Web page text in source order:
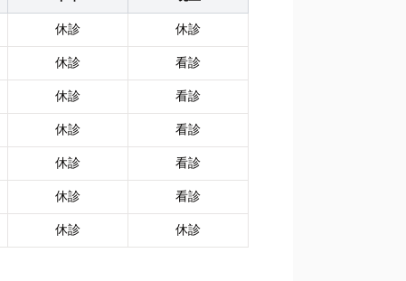
休診
休診
休診
看診
休診
看診
休診
看診
休診
看診
休診
看診
休診 休診